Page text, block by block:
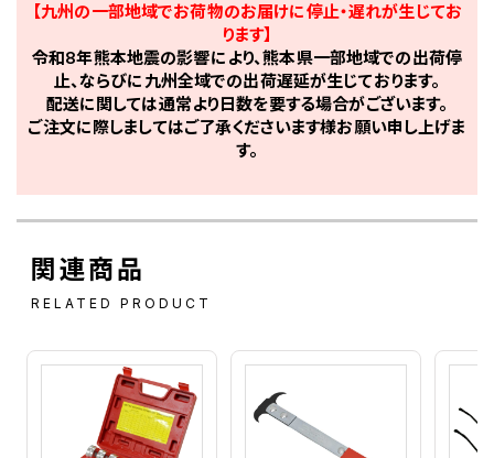
【九州の一部地域でお荷物のお届けに停止・遅れが生じてお
ります】
令和8年熊本地震の影響により、熊本県一部地域での出荷停
止、ならびに九州全域での出荷遅延が生じております。
配送に関しては通常より日数を要する場合がございます。
ご注文に際しましてはご了承くださいます様お願い申し上げま
す。
関連商品
RELATED PRODUCT